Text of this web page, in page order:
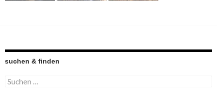
suchen & finden
Suchen
nach: